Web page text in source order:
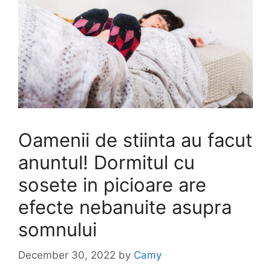
Oamenii de stiinta au facut
anuntul! Dormitul cu
sosete in picioare are
efecte nebanuite asupra
somnului
December 30, 2022 by Camy